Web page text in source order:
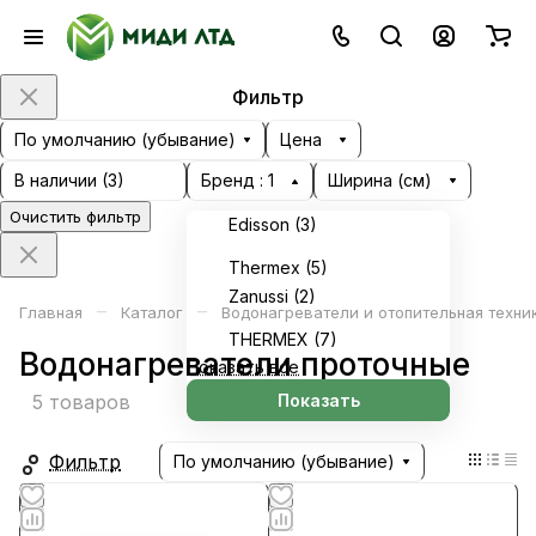
Фильтр
По умолчанию (убывание)
Цена
В наличии (3) Бренд : 1
Edisson (3)
Thermex (5)
Zanussi (2)
ТНЕRMEX (7)
Показать все
Показать
Ширина (см)
Очистить фильтр
Главная – Каталог – Водонагреватели и отопительная
Водонагреватели проточные
5 товаров
Фильтр По умолчанию (убывание)